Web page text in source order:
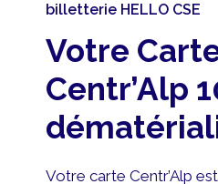
billetterie HELLO CSE
Votre
Centr’Alp
Votre carte Centr’Alp